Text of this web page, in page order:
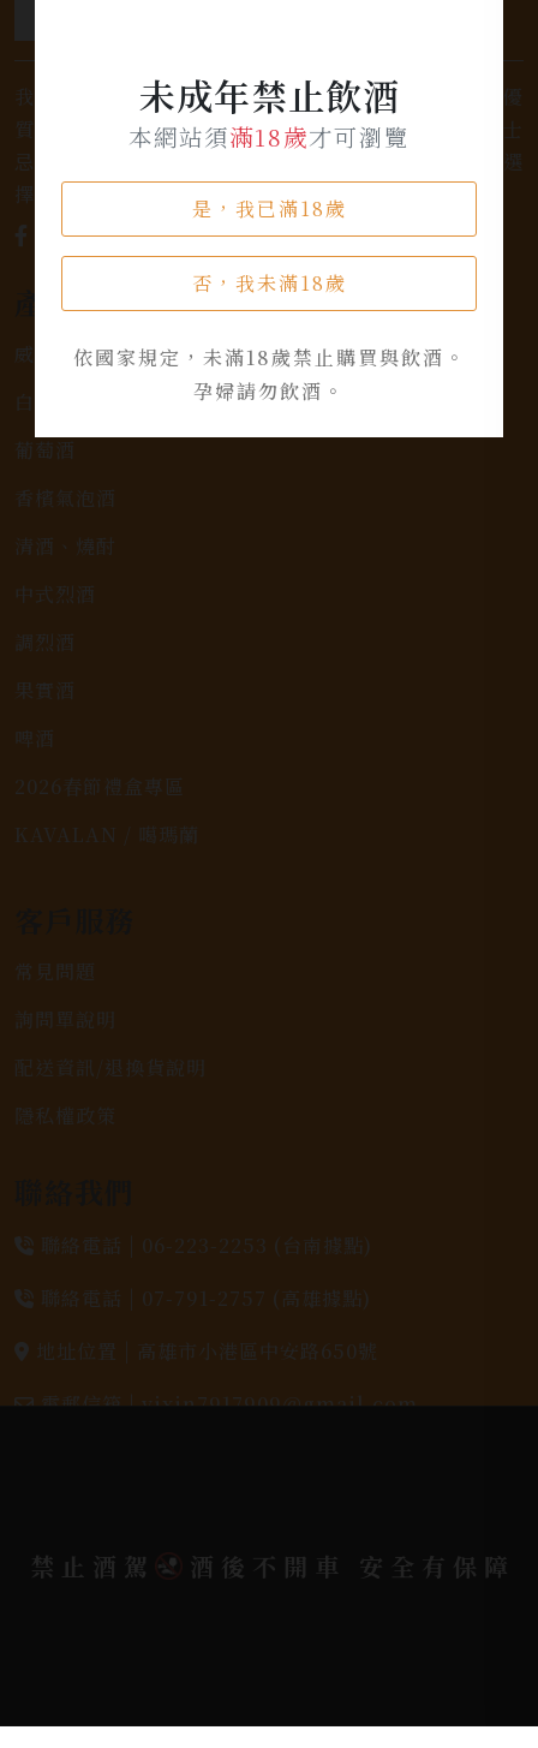
未成年禁止飲酒
本網站須滿18歲才可瀏覽
是，我已滿18歲
否，我未滿18歲
依國家規定，未滿18歲禁止購買與飲酒。
孕婦請勿飲酒。
我們是專業銷售威士忌及各式酒類的店家，為您提供優
質的選擇和卓越的服務。不論您是熱愛品味經典的威士
忌，或者尋求一款特殊的葡萄酒，我們都有廣泛的選
擇，滿足您的個人口味和喜好。
產品類別
威士忌
白蘭地
葡萄酒
香檳氣泡酒
清酒、燒酎
中式烈酒
調烈酒
果實酒
啤酒
2026春節禮盒專區
KAVALAN / 噶瑪蘭
常見問題
詢問單說明
配送資訊/退換貨說明
隱私權政策
聯絡電話 | 06-223-2253 (台南據點)
聯絡電話 | 07-791-2757 (高雄據點)
地址位置 | 高雄市小港區中安路650號
電郵信箱 |yixin7917909@gmail.com
2026. All rights reserved.
Designed By
Bondlink
禁止酒駕 酒後不開車 安全有保障